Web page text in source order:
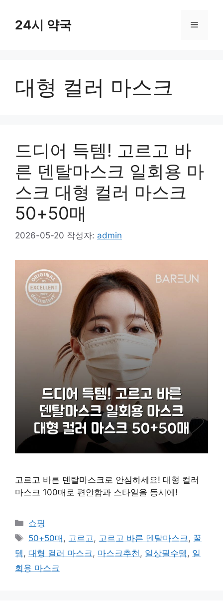
24시 약국 메
대형 컬러 마스크
드디어 득템! 고르고 바
른 덴탈마스크 일회용 마
스크 대형 컬러 마스크
50+50매
2026-05-20 작성자: admin
고르고 바른 덴탈마스크로 안심하세요! 대형 컬러
마스크 100매로 편안함과 스타일을 동시에!
카
테
리
쇼핑
태
그
50+50매 , 고르고 , 고르고 바른 덴탈마스크 , 꿀
템 , 대형 컬러 마스크 , 마스크추천 , 일상필수템 , 일
회용 마스크